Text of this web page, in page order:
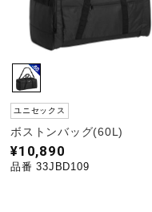
ユニセックス
ボストンバッグ(60L)
¥10,890
品番 33JBD109